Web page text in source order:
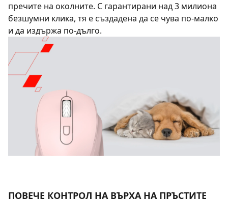
пречите на околните. С гарантирани над 3 милиона
безшумни клика, тя е създадена да се чува по-малко
и да издържа по-дълго.
ПОВЕЧЕ КОНТРОЛ НА ВЪРХА НА ПРЪСТИТЕ